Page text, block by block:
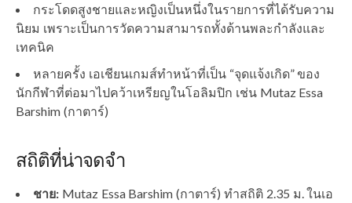
กระโดดสูงชายและหญิงเป็นหนึ่งในรายการที่ได้รับความ
นิยม เพราะเป็นการวัดความสามารถทั้งด้านพละกำลังและ
เทคนิค
หลายครั้ง เอเชียนเกมส์ทำหน้าที่เป็น “จุดแจ้งเกิด” ของ
นักกีฬาที่ต่อมาไปคว้าเหรียญในโอลิมปิก เช่น Mutaz Essa
Barshim (กาตาร์)
สถิติที่น่าจดจำ
ชาย: Mutaz Essa Barshim (กาตาร์) ทำสถิติ 2.35 ม. ในเอ